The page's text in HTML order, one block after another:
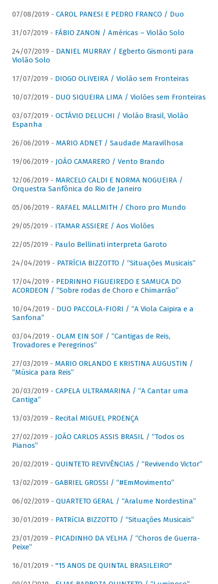
07/08/2019 - CAROL PANESI E PEDRO FRANCO / Duo
31/07/2019 - FÁBIO ZANON / Américas – Violão Solo
24/07/2019 - DANIEL MURRAY / Egberto Gismonti para
Violão Solo
17/07/2019 - DIOGO OLIVEIRA / Violão sem Fronteiras
10/07/2019 - DUO SIQUEIRA LIMA / Violões sem Fronteiras
03/07/2019 - OCTÁVIO DELUCHI / Violão Brasil, Violão
Espanha
26/06/2019 - MARIO ADNET / Saudade Maravilhosa
19/06/2019 - JOÃO CAMARERO / Vento Brando
12/06/2019 - MARCELO CALDI E NORMA NOGUEIRA /
Orquestra Sanfônica do Rio de Janeiro
05/06/2019 - RAFAEL MALLMITH / Choro pro Mundo
29/05/2019 - ITAMAR ASSIERE / Aos Violões
22/05/2019 - Paulo Bellinati interpreta Garoto
24/04/2019 - PATRÍCIA BIZZOTTO / “Situações Musicais”
17/04/2019 - PEDRINHO FIGUEIREDO E SAMUCA DO
ACORDEON / “Sobre rodas de Choro e Chimarrão”
10/04/2019 - DUO PACCOLA-FIORI / “A Viola Caipira e a
Sanfona”
03/04/2019 - OLAM EIN SOF / “Cantigas de Reis,
Trovadores e Peregrinos”
27/03/2019 - MARIO ORLANDO E KRISTINA AUGUSTIN /
“Música para Reis”
20/03/2019 - CAPELA ULTRAMARINA / “A Cantar uma
Cantiga”
13/03/2019 - Recital MIGUEL PROENÇA
27/02/2019 - JOÃO CARLOS ASSIS BRASIL / “Todos os
Pianos”
20/02/2019 - QUINTETO REVIVÊNCIAS / “Revivendo Victor”
13/02/2019 - GABRIEL GROSSI / “#EmMovimento”
06/02/2019 - QUARTETO GERAL / “Aralume Nordestina”
30/01/2019 - PATRíCIA BIZZOTTO / “Situações Musicais”
23/01/2019 - PICADINHO DA VELHA / “Choros de Guerra-
Peixe”
16/01/2019 - "15 ANOS DE QUINTAL BRASILEIRO"